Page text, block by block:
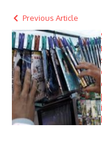
Previous Article